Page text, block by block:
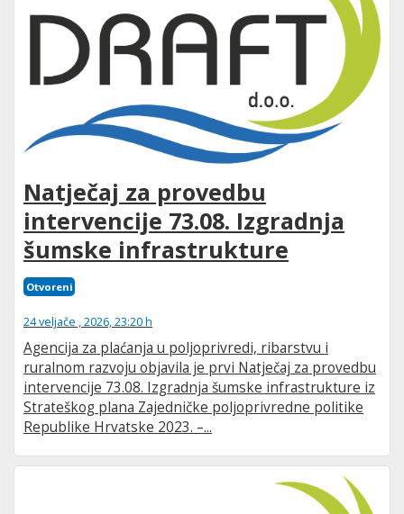
Natječaj za provedbu
intervencije 73.08. Izgradnja
šumske infrastrukture
Otvoreni
24 veljače , 2026, 23:20 h
Agencija za plaćanja u poljoprivredi, ribarstvu i
ruralnom razvoju objavila je prvi Natječaj za provedbu
intervencije 73.08. Izgradnja šumske infrastrukture iz
Strateškog plana Zajedničke poljoprivredne politike
Republike Hrvatske 2023. –...